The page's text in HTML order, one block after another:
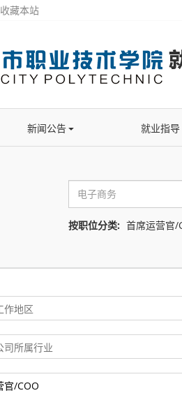
收藏本站
新闻公告 就业指导
按职位分类: 首席运营官/